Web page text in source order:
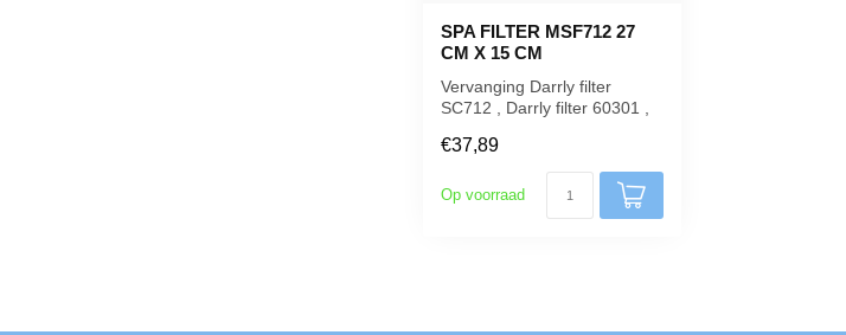
SPA FILTER MSF712 27
CM X 15 CM
Vervanging Darrly filter
SC712 , Darrly filter 60301 ,
€37,89
Op voorraad